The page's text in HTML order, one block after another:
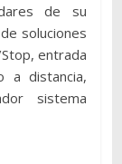
de su
soluciones
entrada
a distancia,
sistema